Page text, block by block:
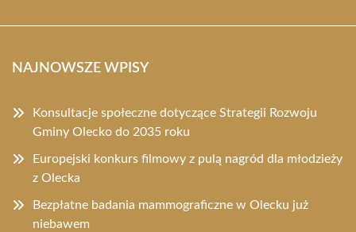
NAJNOWSZE WPISY
Konsultacje społeczne dotyczące Strategii Rozwoju
Gminy Olecko do 2035 roku
Europejski konkurs filmowy z pulą nagród dla młodzieży
z Olecka
Bezpłatne badania mammograficzne w Olecku już
niebawem